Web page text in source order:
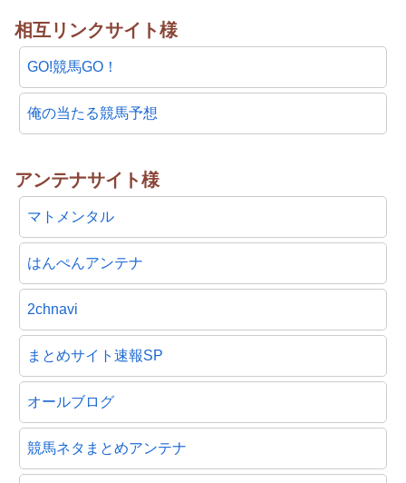
相互リンクサイト様
GO!競馬GO！
俺の当たる競馬予想
アンテナサイト様
マトメンタル
はんぺんアンテナ
2chnavi
まとめサイト速報SP
オールブログ
競馬ネタまとめアンテナ